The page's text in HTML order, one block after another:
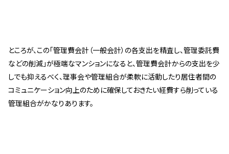
ところが、この「管理費会計（一般会計）の各支出を精査し、管理委託費
などの削減」が極端なマンションになると、管理費会計からの支出を少
しでも抑えるべく、理事会や管理組合が柔軟に活動したり居住者間の
コミュニケーション向上のために確保しておきたい経費すら削っている
管理組合がかなりあります。